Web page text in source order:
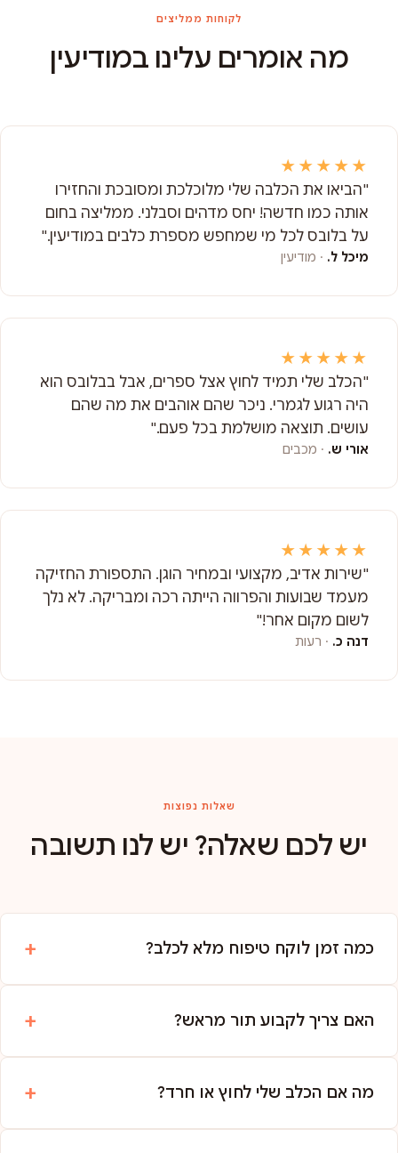
לקוחות ממליצים
מה אומרים עלינו במודיעין
★★★★★
"הביאו את הכלבה שלי מלוכלכת ומסובכת והחזירו
אותה כמו חדשה! יחס מדהים וסבלני. ממליצה בחום
על בלובס לכל מי שמחפש מספרת כלבים במודיעין."
מיכל ל. · מודיעין
★★★★★
"הכלב שלי תמיד לחוץ אצל ספרים, אבל בבלובס הוא
היה רגוע לגמרי. ניכר שהם אוהבים את מה שהם
עושים. תוצאה מושלמת בכל פעם."
אורי ש. · מכבים
★★★★★
"שירות אדיב, מקצועי ובמחיר הוגן. התספורת החזיקה
מעמד שבועות והפרווה הייתה רכה ומבריקה. לא נלך
לשום מקום אחר!"
דנה כ. · רעות
שאלות נפוצות
יש לכם שאלה? יש לנו תשובה
כמה זמן לוקח טיפוח מלא לכלב?
האם צריך לקבוע תור מראש?
מה אם הכלב שלי לחוץ או חרד?